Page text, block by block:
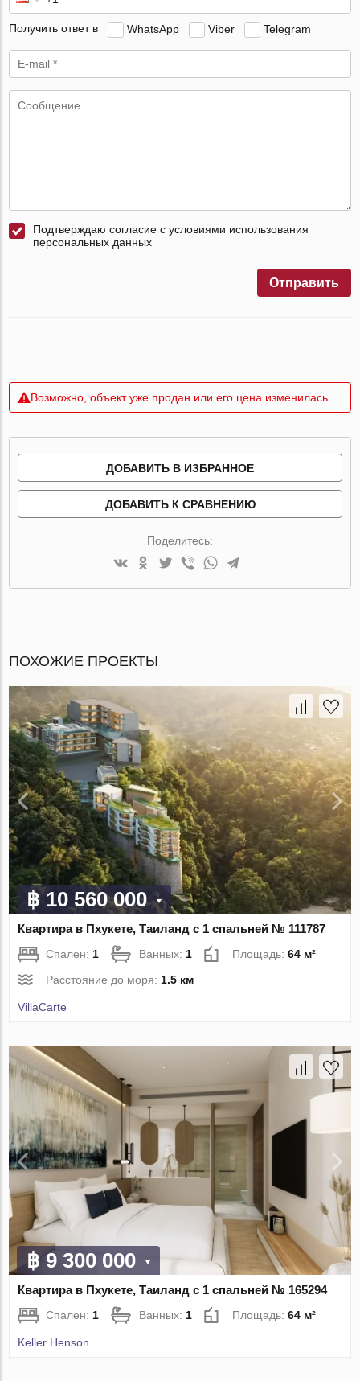
Получить ответ в WhatsApp Viber Telegram
Подтверждаю согласие с условиями использования
персональных данных
Отправить
Возможно, объект уже продан или его цена изменилась
ДОБАВИТЬ В ИЗБРАННОЕ
ДОБАВИТЬ К СРАВНЕНИЮ
Поделитесь:
ПОХОЖИЕ ПРОЕКТЫ
฿ 10 560 000
Квартира в Пхукете, Таиланд с 1 спальней № 111787
Спален:1 Ванных:1 Площадь:64 м²
Расстояние до моря:1.5 км
VillaСarte
฿ 9 300 000
Квартира в Пхукете, Таиланд с 1 спальней № 165294
Спален: 1 Ванных: 1 Площадь:64 м²
Keller Henson